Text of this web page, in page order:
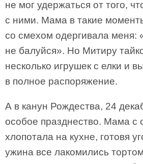
не мог удержаться от того,
с ними. Мама в такие
со смехом одергивала меня:
не балуйся». Но Митиру
несколько игрушек с елки и
в полное распоряжение.
А в канун Рождества, 24
особое празднество. Мама с
хлопотала на кухне, готовя
ужина все лакомились